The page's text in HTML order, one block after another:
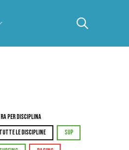
per Disciplina
TUTTE LE DISCIPLINE
SUP